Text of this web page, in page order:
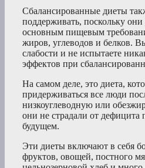
Сбалансированные диеты
поддерживать, поскольку
основным пищевым
жиров, углеводов и белков.
слабости и не испытаете
эффектов при
На самом деле, это диета,
придерживаться все люди
низкоуглеводную или
они не страдали от дефицита
будущем.
Эти диеты включают в себя
фруктов, овощей, постного